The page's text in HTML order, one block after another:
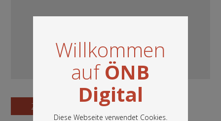
Willkommen
aufÖNB
Digital
Diese Webseite verwendet Cookies.
Zum Digitalisat